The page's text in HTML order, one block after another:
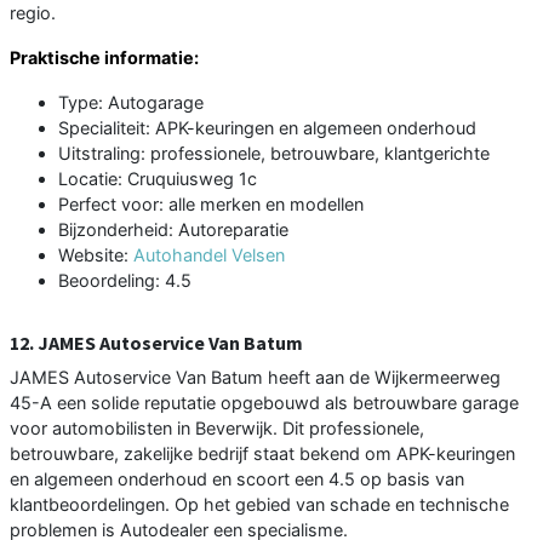
regio.
Praktische informatie:
Type: Autogarage
Specialiteit: APK-keuringen en algemeen onderhoud
Uitstraling: professionele, betrouwbare, klantgerichte
Locatie: Cruquiusweg 1c
Perfect voor: alle merken en modellen
Bijzonderheid: Autoreparatie
Website: Autohandel Velsen
Beoordeling: 4.5
12. JAMES Autoservice Van Batum
JAMES Autoservice Van Batum heeft aan de Wijkermeerweg
45-A een solide reputatie opgebouwd als betrouwbare garage
voor automobilisten in Beverwijk. Dit professionele,
betrouwbare, zakelijke bedrijf staat bekend om APK-keuringen
en algemeen onderhoud en scoort een 4.5 op basis van
klantbeoordelingen. Op het gebied van schade en technische
problemen is Autodealer een specialisme.